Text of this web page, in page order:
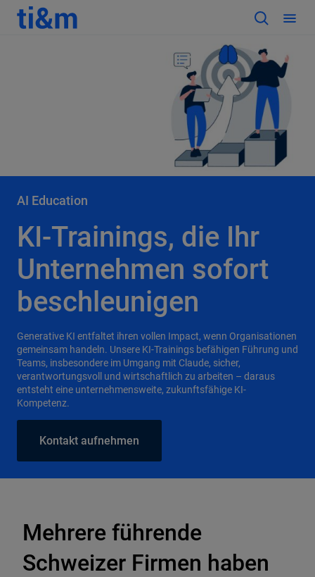
AI Education
KI-Trainings, die Ihr
Unternehmen sofort
beschleunigen
Generative KI entfaltet ihren vollen Impact, wenn Organisationen
gemeinsam handeln. Unsere KI-Trainings befähigen Führung und
Teams, insbesondere im Umgang mit Claude, sicher,
verantwortungsvoll und wirtschaftlich zu arbeiten – daraus
entsteht eine unternehmensweite, zukunftsfähige KI-
Kompetenz.
Kontakt aufnehmen
Mehrere führende
Schweizer Firmen haben